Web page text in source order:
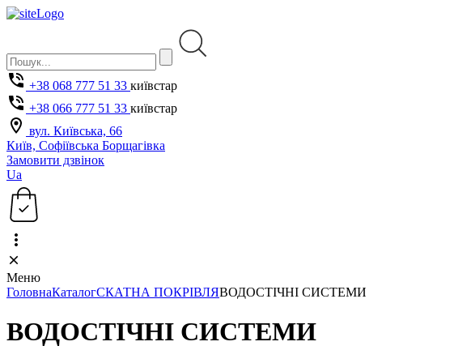
+38 068 777 51 33 київстар
+38 066 777 51 33 київстар
вул. Київська, 66
Київ, Софіївська Борщагівка
Замовити дзвінок
Ua
Меню
ГоловнаКаталогСКАТНА ПОКРІВЛЯВОДОСТІЧНІ СИСТЕМИ
ВОДОСТІЧНІ СИСТЕМИ